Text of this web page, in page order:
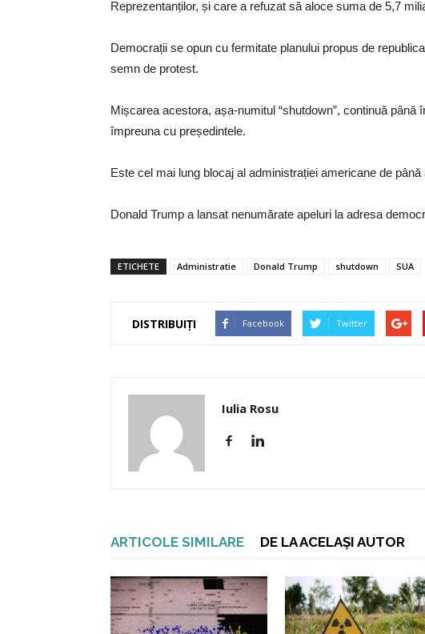
Reprezentanților, și care a refuzat să aloce suma de 5,7
Democrații se opun cu fermitate planului propus de
semn de protest.
Mișcarea acestora, așa-numitul “shutdown”, continuă
împreuna cu președintele.
Este cel mai lung blocaj al administrației americane de
Donald Trump a lansat nenumărate apeluri la adresa
ETICHETE Administratie Donald Trump shutdown SUA
DISTRIBUIȚI Facebook Twitter
Iulia Rosu
ARTICOLE SIMILARE DE LA ACELAȘI AUTOR